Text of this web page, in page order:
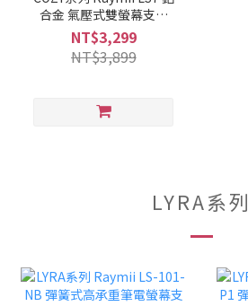
合金 氣壓式雙螢幕支架
USB3.0 螢幕架 螢幕增高
支架
NT$3,299
NT$3,899
LYRA系列